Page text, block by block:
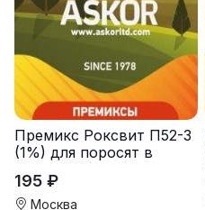
Премикс Роксвит П52-3
(1%) для поросят в
26 до 105 суток
195 ₽
Москва